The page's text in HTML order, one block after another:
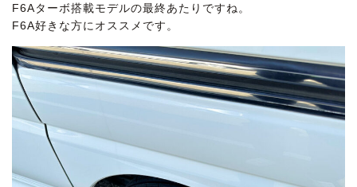
F6Aターボ搭載モデルの最終あたりですね。
F6A好きな方にオススメです。